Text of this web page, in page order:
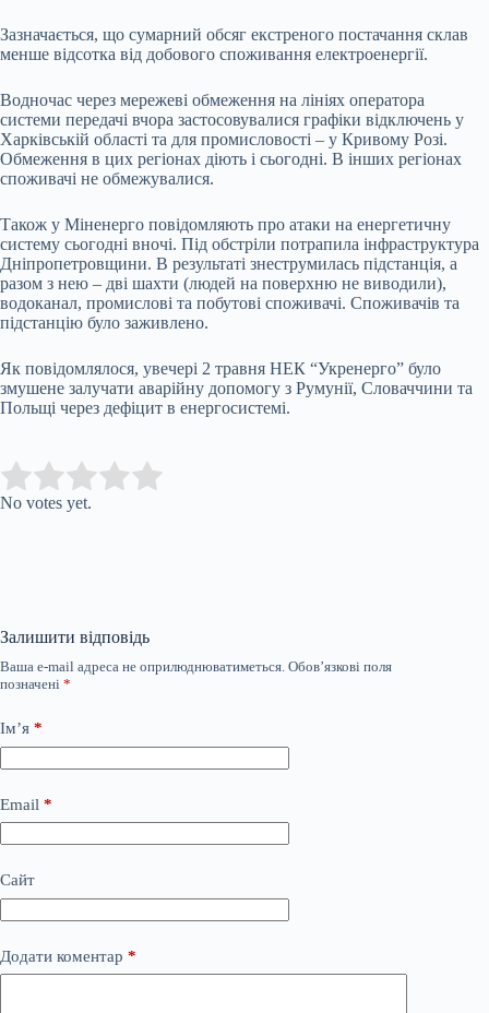
Зазначається, що сумарний обсяг екстреного постачання склав
менше відсотка від добового споживання електроенергії.
Водночас через мережеві обмеження на лініях оператора
системи передачі вчора застосовувалися графіки відключень у
Харківській області та для промисловості – у Кривому Розі.
Обмеження в цих регіонах діють і сьогодні. В інших регіонах
споживачі не обмежувалися.
Також у Міненерго повідомляють про атаки на енергетичну
систему сьогодні вночі. Під обстріли потрапила інфраструктура
Дніпропетровщини. В результаті знеструмилась підстанція, а
разом з нею – дві шахти (людей на поверхню не виводили),
водоканал, промислові та побутові споживачі. Споживачів та
підстанцію було заживлено.
Як повідомлялося, увечері 2 травня НЕК “Укренерго” було
змушене залучати аварійну допомогу з Румунії, Словаччини та
Польщі через дефіцит в енергосистемі.
Rate this item:
No votes yet.
Залишити відповідь
Ваша e-mail адреса не оприлюднюватиметься. Обов’язкові поля
позначені *
Ім’я *
Email *
Сайт
Додати коментар *